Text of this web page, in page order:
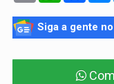
Siga a gente